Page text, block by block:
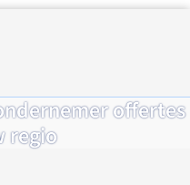
offertes
regio